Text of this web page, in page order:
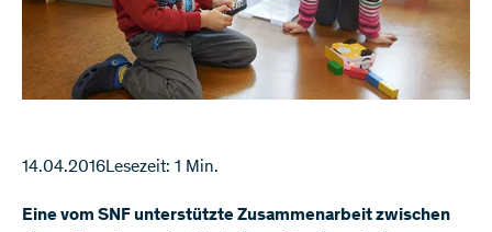
14.04.2016Lesezeit: 1 Min.
Eine vom SNF unterstützte Zusammenarbeit zwischen